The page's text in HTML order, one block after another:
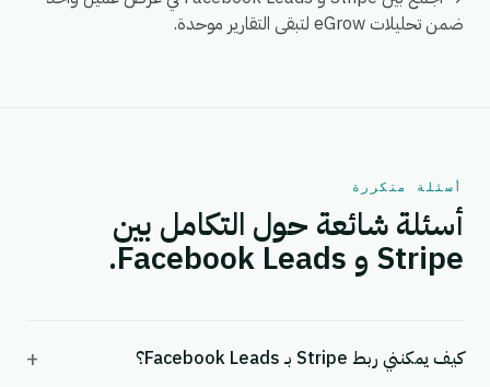
ضمن تحليلات eGrow لتبقى التقارير موحدة.
أسئلة متكررة
أسئلة شائعة حول التكامل بين
Stripe و Facebook Leads.
كيف يمكنني ربط Stripe بـ Facebook Leads؟ +